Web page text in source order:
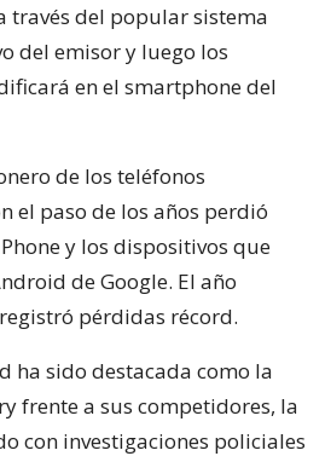
través del popular sistema
del emisor y luego los
en el smartphone del
de los teléfonos
el paso de los años perdió
y los dispositivos que
de Google. El año
pérdidas récord.
ha sido destacada como la
frente a sus competidores, la
con investigaciones policiales